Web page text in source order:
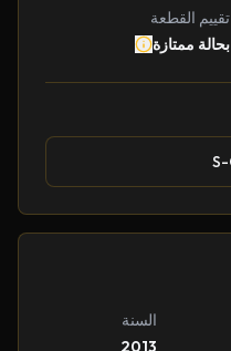
تقييم القطعة
بحالة ممتازة
السنة